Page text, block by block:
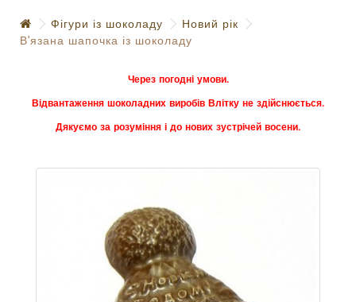
Фігури із шоколаду
Новий рік
В'язана шапочка із шоколаду
Через погодні умови.
Відвантаження шоколадних виробів Влітку не здійснюється.
Дякуємо за розуміння і до нових зустрічей восени.